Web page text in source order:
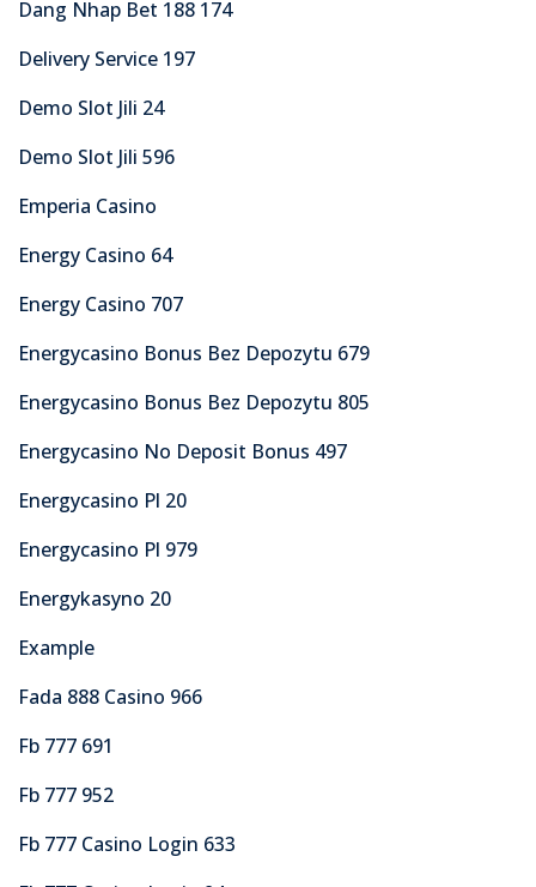
Dang Nhap Bet 188 174
Delivery Service 197
Demo Slot Jili 24
Demo Slot Jili 596
Emperia Casino
Energy Casino 64
Energy Casino 707
Energycasino Bonus Bez Depozytu 679
Energycasino Bonus Bez Depozytu 805
Energycasino No Deposit Bonus 497
Energycasino Pl 20
Energycasino Pl 979
Energykasyno 20
Example
Fada 888 Casino 966
Fb 777 691
Fb 777 952
Fb 777 Casino Login 633